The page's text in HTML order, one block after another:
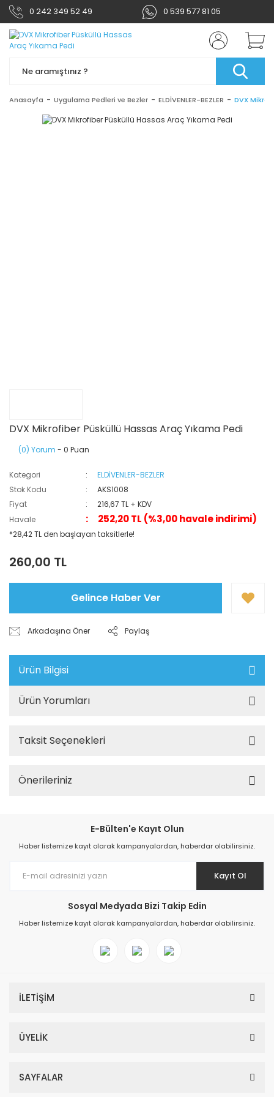
0 242 349 52 49 0 539 577 81 05
Anasayfa Uygulama Pedleri ve Bezler ELDİVENLER-BEZLER DVX
DVX Mikrofiber Püsküllü Hassas Araç Yıkama Pedi
(0) Yorum - 0 Puan
Kategori
ELDİVENLER-BEZLER
Stok Kodu
AKS1008
Fiyat
216,67 TL + KDV
Havale
252,20 TL (%3,00 havale indirimi)
*28,42 TL den başlayan taksitlerle!
260,00 TL
Gelince Haber Ver
Arkadaşına Öner Paylaş
Ürün Bilgisi
Ürün Yorumları
Taksit Seçenekleri
Önerileriniz
E-Bülten'e Kayıt Olun
Haber listemize kayıt olarak kampanyalardan, haberdar olabilirsiniz.
Kayıt Ol
Sosyal Medyada Bizi Takip Edin
Haber listemize kayıt olarak kampanyalardan, haberdar olabilirsiniz.
İLETİŞİM
ÜYELİK
SAYFALAR